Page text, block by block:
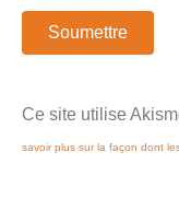
Ce site utilise
savoir plus sur la façon dont